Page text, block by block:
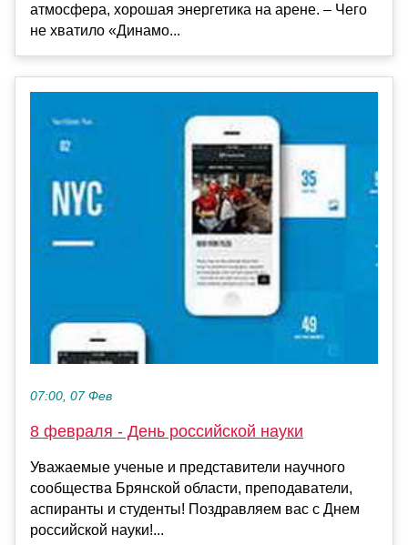
атмосфера, хорошая энергетика на арене. – Чего
не хватило «Динамо...
07:00, 07 Фев
8 февраля - День российской науки
Уважаемые ученые и представители научного
сообщества Брянской области, преподаватели,
аспиранты и студенты! Поздравляем вас с Днем
российской науки!...